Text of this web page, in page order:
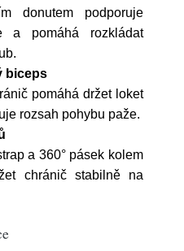
donutem podporuje
a pomáhá rozkládat
biceps
pomáhá držet loket
rozsah pohybu paže.
a 360° pásek kolem
chránič stabilně na